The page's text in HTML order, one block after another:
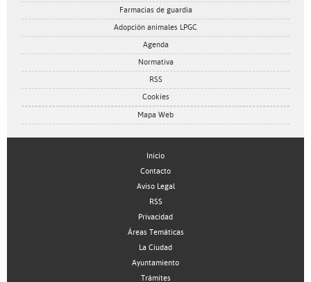
Farmacias de guardia
Adopción animales LPGC
Agenda
Normativa
RSS
Cookies
Mapa Web
Inicio
Contacto
Aviso Legal
RSS
Privacidad
Áreas Temáticas
La Ciudad
Ayuntamiento
Trámites